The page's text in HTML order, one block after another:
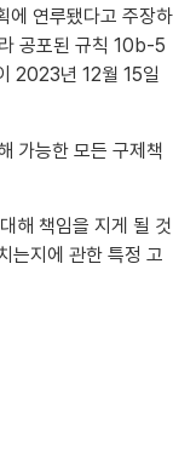
연루됐다고 주장하
공포된 규칙 10b-5
2023년 12월 15일
가능한 모든 구제책
해 책임을 지게 될 것
는지에 관한 특정 고